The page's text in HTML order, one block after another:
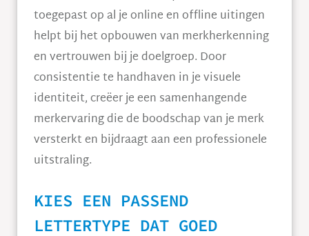
toegepast op al je online en offline uitingen
helpt bij het opbouwen van merkherkenning
en vertrouwen bij je doelgroep. Door
consistentie te handhaven in je visuele
identiteit, creëer je een samenhangende
merkervaring die de boodschap van je merk
versterkt en bijdraagt aan een professionele
uitstraling.
KIES EEN PASSEND
LETTERTYPE DAT GOED